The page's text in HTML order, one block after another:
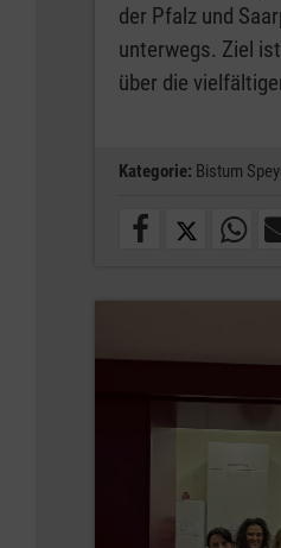
der Pfalz und
unterwegs. Ziel
über die
Kategorie: Bistum